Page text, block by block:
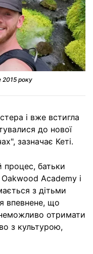
року
і вже встигла
до нової
зазначає Кеті.
батьки
Academy і
з дітьми
впевнене, що
отримати
з культурою,